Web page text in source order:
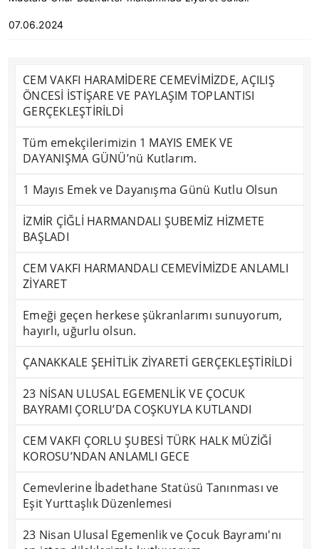
07.06.2024
CEM VAKFI HARAMİDERE CEMEVİMİZDE, AÇILIŞ
ÖNCESİ İSTİŞARE VE PAYLAŞIM TOPLANTISI
GERÇEKLEŞTİRİLDİ
Tüm emekçilerimizin 1 MAYIS EMEK VE
DAYANIŞMA GÜNÜ’nü Kutlarım.
1 Mayıs Emek ve Dayanışma Günü Kutlu Olsun
İZMİR ÇİĞLİ HARMANDALI ŞUBEMİZ HİZMETE
BAŞLADI
CEM VAKFI HARMANDALI CEMEVİMİZDE ANLAMLI
ZİYARET
Emeği geçen herkese şükranlarımı sunuyorum,
hayırlı, uğurlu olsun.
ÇANAKKALE ŞEHİTLİK ZİYARETİ GERÇEKLEŞTİRİLDİ
23 NİSAN ULUSAL EGEMENLİK VE ÇOCUK
BAYRAMI ÇORLU’DA COŞKUYLA KUTLANDI
CEM VAKFI ÇORLU ŞUBESİ TÜRK HALK MÜZİĞİ
KOROSU’NDAN ANLAMLI GECE
Cemevlerine İbadethane Statüsü Tanınması ve
Eşit Yurttaşlık Düzenlemesi
23 Nisan Ulusal Egemenlik ve Çocuk Bayramı'nı